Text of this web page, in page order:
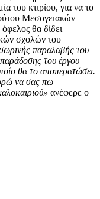
του κτιρίου, για να το
Μεσογειακών
θα δίδει
σχολών του
παραλαβής του
του έργου
θα το αποπερατώσει.
να σας πω
ανέφερε ο